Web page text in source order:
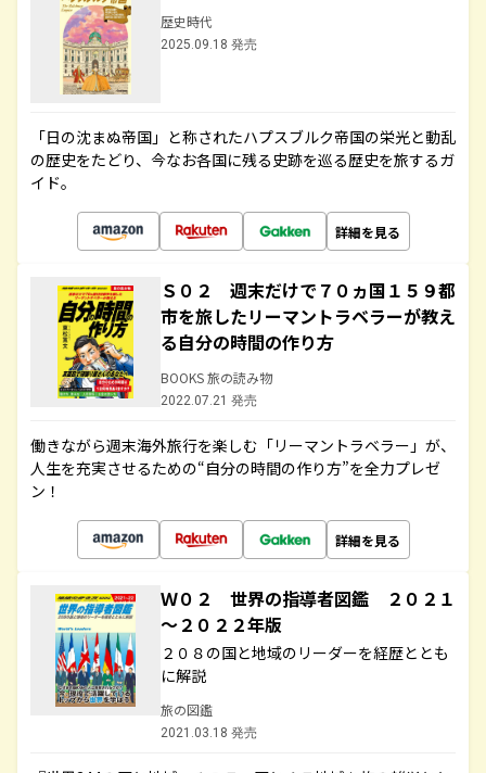
歴史時代
2025.09.18 発売
「日の沈まぬ帝国」と称されたハプスブルク帝国の栄光と動乱
の歴史をたどり、今なお各国に残る史跡を巡る歴史を旅するガ
イド。
詳細を見る
Ｓ０２ 週末だけで７０ヵ国１５９都
市を旅したリーマントラベラーが教え
る自分の時間の作り方
BOOKS 旅の読み物
2022.07.21 発売
働きながら週末海外旅行を楽しむ「リーマントラベラー」が、
人生を充実させるための“自分の時間の作り方”を全力プレゼ
ン！
詳細を見る
Ｗ０２ 世界の指導者図鑑 ２０２１
～２０２２年版
２０８の国と地域のリーダーを経歴ととも
に解説
旅の図鑑
2021.03.18 発売